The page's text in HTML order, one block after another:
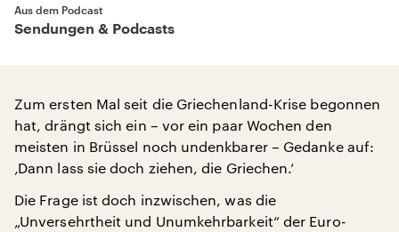
Aus dem Podcast
Sendungen & Podcasts
Zum ersten Mal seit die Griechenland-Krise begonnen
hat, drängt sich ein – vor ein paar Wochen den
meisten in Brüssel noch undenkbarer – Gedanke auf:
‚Dann lass sie doch ziehen, die Griechen.‘
Die Frage ist doch inzwischen, was die
„Unversehrtheit und Unumkehrbarkeit“ der Euro-